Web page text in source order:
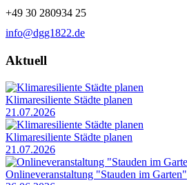
+49 30 280934 25
info@dgg1822.de
Aktuell
Klimaresiliente Städte planen
21.07.2026
Klimaresiliente Städte planen
21.07.2026
Onlineveranstaltung "Stauden im Garten"